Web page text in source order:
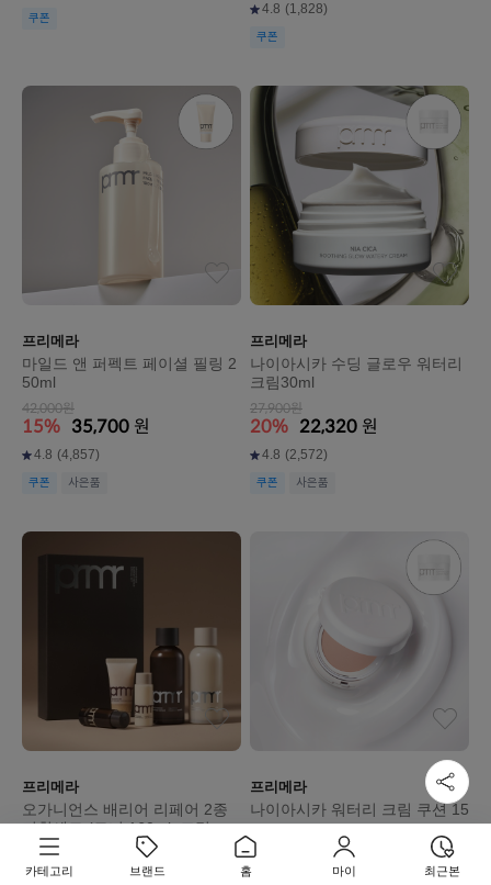
쿠폰
4.8 (1,828)
쿠폰
프리메라
마일드 앤 퍼펙트 페이셜 필링 2
50ml
42,000원
15% 35,700 원
4.8 (4,857)
쿠폰 사은품
프리메라
나이아시카 수딩 글로우 워터리
크림30ml
27,900원
20% 22,320 원
4.8 (2,572)
쿠폰 사은품
프리메라
오가니언스 배리어 리페어 2종
기획세트 (토너 160ml+크림 에
멀젼 160ml)
72,000원
15% 61,200 원
프리메라
나이아시카 워터리 크림 쿠션 15
g
33,000원
15% 28,050
카테고리 브랜드 홈 마이 최근본